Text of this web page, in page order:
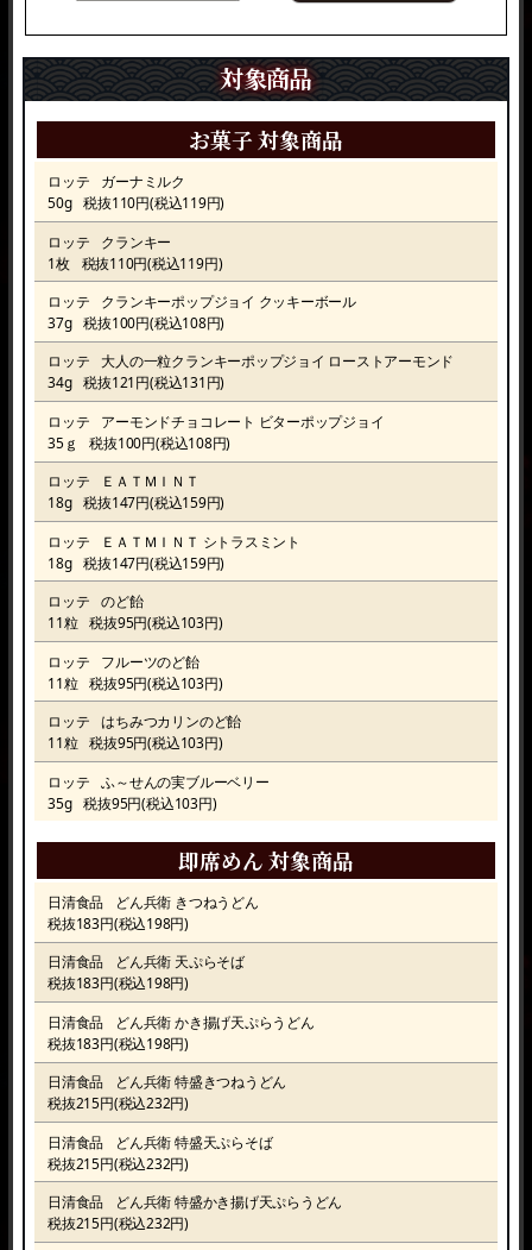
対象商品
お菓子 対象商品
ロッテ
ガーナミルク
50g
税抜110円(税込119円)
ロッテ
クランキー
1枚
税抜110円(税込119円)
ロッテ クランキーポップジョイ クッキーボール
37g
税抜100円(税込108円)
ロッテ 大人の一粒クランキーポップジョイ ローストアーモンド
34g
税抜121円(税込131円)
ロッテ アーモンドチョコレート ビターポップジョイ
35ｇ
税抜100円(税込108円)
ロッテ
ＥＡＴＭＩＮＴ
18g
税抜147円(税込159円)
ロッテ
ＥＡＴＭＩＮＴ シトラスミント
18g
税抜147円(税込159円)
ロッテ
のど飴
11粒
税抜95円(税込103円)
ロッテ
フルーツのど飴
11粒
税抜95円(税込103円)
ロッテ
はちみつカリンのど飴
11粒
税抜95円(税込103円)
ロッテ
ふ～せんの実ブルーベリー
35g
税抜95円(税込103円)
即席めん 対象商品
日清食品
どん兵衛 きつねうどん
税抜183円(税込198円)
日清食品
どん兵衛 天ぷらそば
税抜183円(税込198円)
日清食品
どん兵衛 かき揚げ天ぷらうどん
税抜183円(税込198円)
日清食品
どん兵衛 特盛きつねうどん
税抜215円(税込232円)
日清食品
どん兵衛 特盛天ぷらそば
税抜215円(税込232円)
日清食品
どん兵衛 特盛かき揚げ天ぷらうどん
税抜215円(税込232円)